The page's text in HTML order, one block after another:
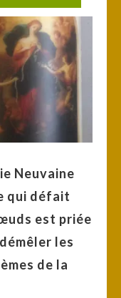
Neuvaine
qui défait
est priée
les
de la